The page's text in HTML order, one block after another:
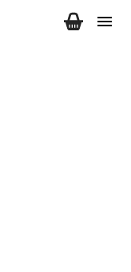
menu